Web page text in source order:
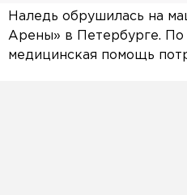
Наледь обрушилась на
Арены» в Петербурге. По
медицинская помощь